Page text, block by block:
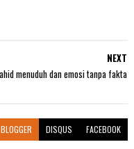
NEXT
menuduh dan emosi tanpa fakta
BLOGGER DISQUS FACEBOOK